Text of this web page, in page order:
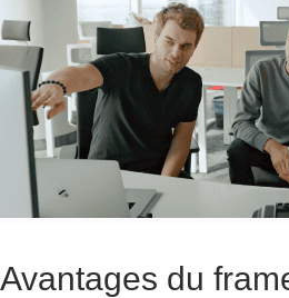
Avantages du